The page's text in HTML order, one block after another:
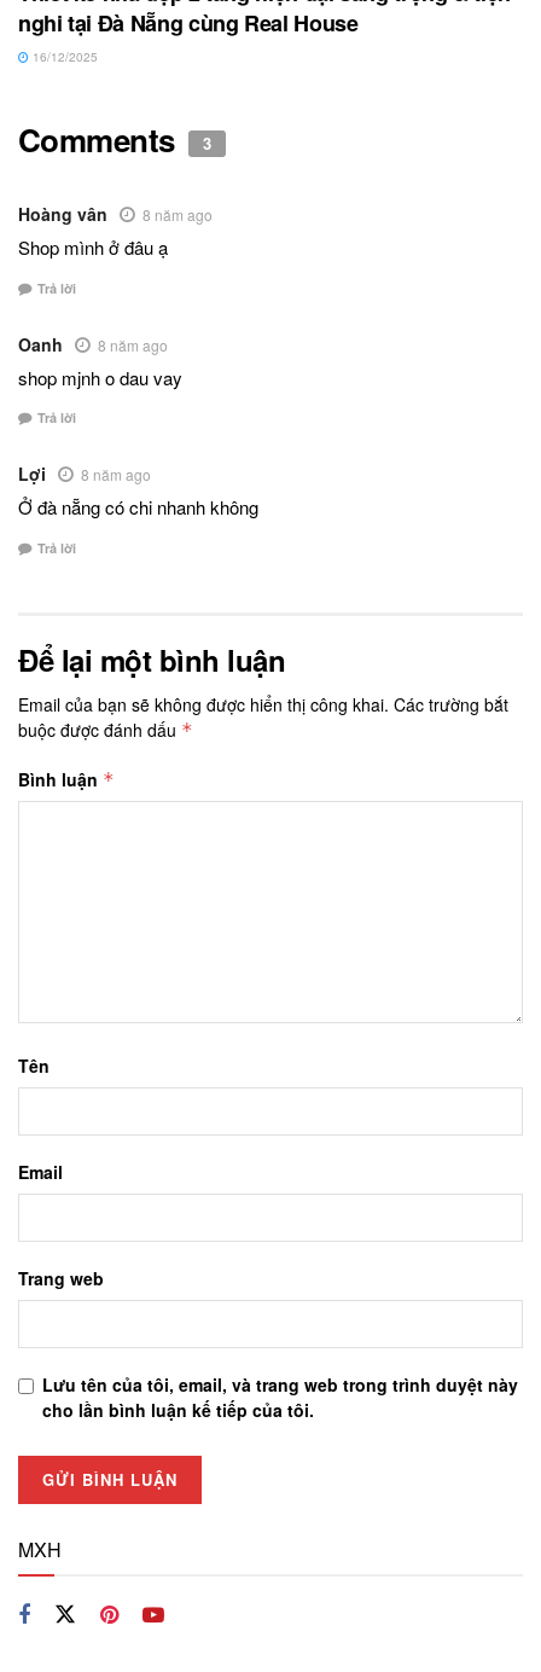
nghi tại Đà Nẵng cùng Real House
16/12/2025
Comments 3
Hoàng vân 8 năm ago
Shop mình ở đâu ạ
Trả lời
Oanh 8 năm ago
shop mjnh o dau vay
Trả lời
Lợi 8 năm ago
Ở đà nẵng có chi nhanh không
Trả lời
Để lại một bình luận
Email của bạn sẽ không được hiển thị công khai. Các trường bắt
buộc được đánh dấu *
Bình luận *
Tên
Email
Trang web
Lưu tên của tôi, email, và trang web trong trình duyệt này
cho lần bình luận kế tiếp của tôi.
MXH